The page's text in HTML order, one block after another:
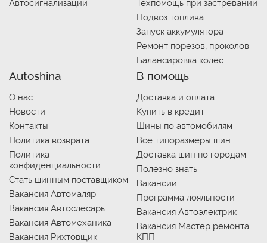
Автосигнализации
Техпомощь при застревании
Подвоз топлива
Запуск аккумулятора
Ремонт порезов, проколов
Балансировка колес
Autoshina
О нас
Новости
Контакты
Политика возврата
Политика
конфиденциальности
Стать шинным поставщиком
Вакансия Автомаляр
Вакансия Автослесарь
Вакансия Автомеханика
Вакансия Рихтовщик
В помощь
Доставка и оплата
Купить в кредит
Шины по автомобилям
Все типоразмеры шин
Доставка шин по городам
Полезно знать
Вакансии
Программа лояльности
Вакансия Автоэлектрик
Вакансия Мастер ремонта
КПП